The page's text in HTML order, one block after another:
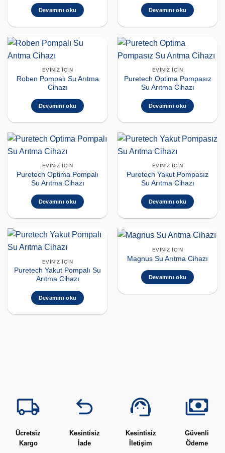
Devamını oku Devamını oku
EVINIZ İÇIN
Roben Pompalı Su Arıtma
Cihazı
Devamını oku
EVINIZ İÇIN
Puretech Optima Pompasız
Su Arıtma Cihazı
Devamını oku
EVINIZ İÇIN
Puretech Optima Pompalı
Su Arıtma Cihazı
Devamını oku
EVINIZ İÇIN
Puretech Yakut Pompasız
Su Arıtma Cihazı
Devamını oku
EVINIZ İÇIN
Puretech Yakut Pompalı Su
Arıtma Cihazı
Devamını oku
EVINIZ İÇIN
Magnus Su Arıtma Cihazı
Devamını oku
Ücretsiz
Kargo
Kesintisiz
İade
Kesintisiz
İletişim
Güvenli
Ödeme